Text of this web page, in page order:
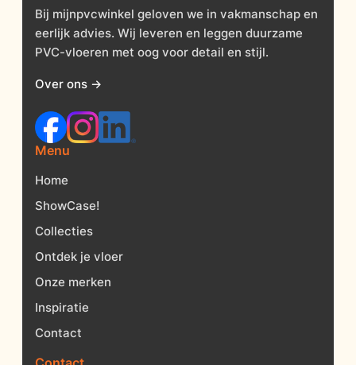
Bij mijnpvcwinkel geloven we in vakmanschap en
eerlijk advies. Wij leveren en leggen duurzame
PVC-vloeren met oog voor detail en stijl.
Over ons →
Menu
Home
ShowCase!
Collecties
Ontdek je vloer
Onze merken
Inspiratie
Contact